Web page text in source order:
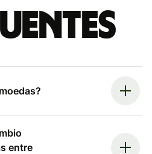
entre